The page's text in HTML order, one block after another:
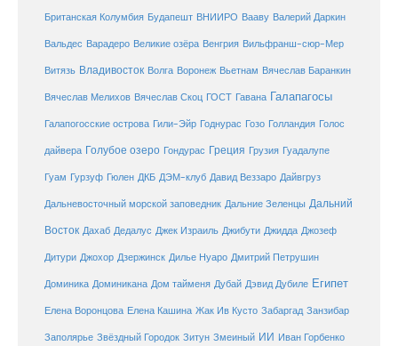
Британская Колумбия Будапешт ВНИИРО Вааву Валерий Даркин
Вальдес Варадеро Великие озёра Венгрия Вильфранш-сюр-Мер
Витязь Владивосток Волга Воронеж Вьетнам Вячеслав Баранкин
Вячеслав Мелихов Вячеслав Скоц ГОСТ Гавана Галапагосы
Галапогосские острова Гили-Эйр Годнурас Гозо Голландия Голос
дайвера Голубое озеро Гондурас Греция Грузия Гуадалупе
Гуам Гурзуф Гюлен ДКБ ДЭМ-клуб Давид Веззаро Дайвгруз
Дальневосточный морской заповедник Дальние Зеленцы Дальний
Восток Дахаб Дедалус Джек Израиль Джибути Джидда Джозеф
Дитури Джохор Дзержинск Дилье Нуаро Дмитрий Петрушин
Доминика Доминикана Дом тайменя Дубай Дэвид Дубиле Египет
Елена Воронцова Елена Кашина Жак Ив Кусто Забаргад Занзибар
Заполярье Звёздный Городок Зитун Змеиный ИИ Иван Горбенко